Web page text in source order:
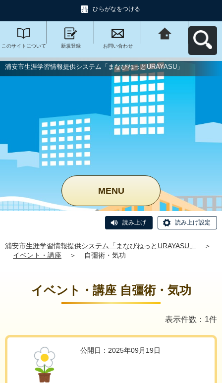
ひらがなをつける
このサイトについて 新規登録 お問い合わせ
びねっと
URAYASU」へ戻る
浦安市生涯学習情報提供システム「まなびねっとURAYASU」
MENU
読み上げ 読み上げ設定
浦安市生涯学習情報提供システム「まなびねっとURAYASU」
＞
イベント・講座
＞ 自彊術・気功
イベント・講座 自彊術・気功
表示件数：1件
公開日：2025年09月19日